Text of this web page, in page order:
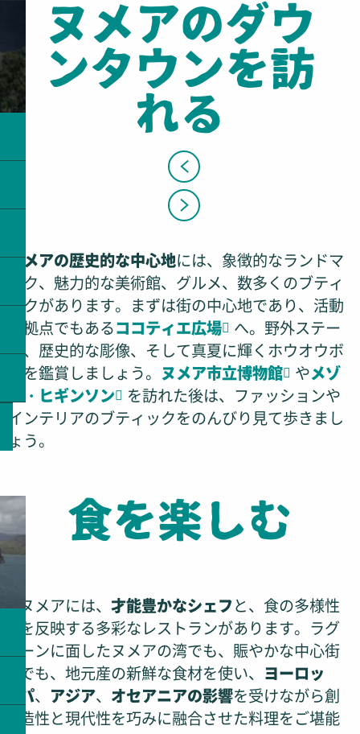
ヌメアのダウ
ンタウンを訪
れる
ヌメアの歴史的な中心地には、象徴的なランドマ
ーク、魅力的な美術館、グルメ、数多くのブティ
ックがあります。まずは街の中心地であり、活動
の拠点でもある ココティエ広場
へ。野外ステー
ジ、歴史的な彫像、そして真夏に輝くホウオウボ
クを鑑賞しましょう。
ヌメア市立博物館 や メゾ
ン・ヒギンソン
を訪れた後は、ファッションや
インテリアのブティックをのんびり見て歩きまし
ょう。
食を楽しむ
ヌメアには、 才能豊かなシェフ と、食の多様性
を反映する多彩なレストランがあります。ラグ
ーンに面したヌメアの湾でも、賑やかな中心街
でも、地元産の新鮮な食材を使い、
ヨーロッ
パ、 アジア、 オセアニアの影響を受けながら創
造性と現代性を巧みに融合させた料理をご堪能